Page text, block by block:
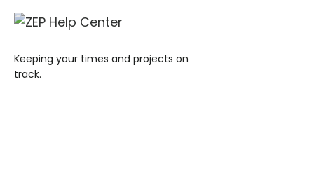
Keeping your times and projects on
track.